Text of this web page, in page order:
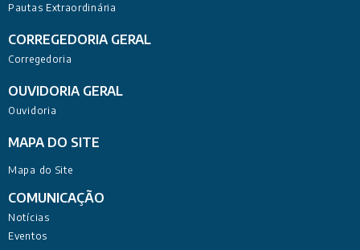
Pautas Extraordinária
CORREGEDORIA GERAL
Corregedoria
OUVIDORIA GERAL
Ouvidoria
MAPA DO SITE
Mapa do Site
COMUNICAÇÃO
Notícias
Eventos